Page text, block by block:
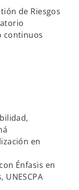
de Riesgos
continuos
en
Énfasis en